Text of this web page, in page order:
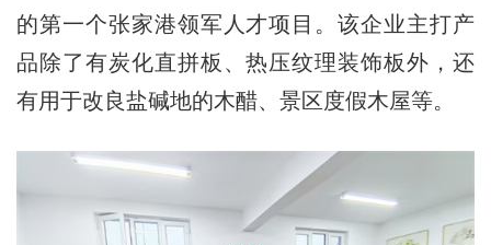
的第一个张家港领军人才项目。该企业主打产
品除了有炭化直拼板、热压纹理装饰板外，还
有用于改良盐碱地的木醋、景区度假木屋等。